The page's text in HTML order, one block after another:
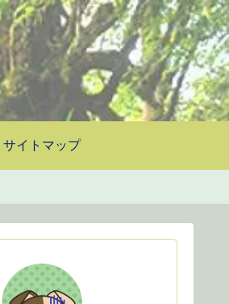
サイトマップ